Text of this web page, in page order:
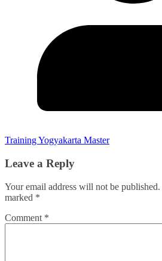
Training Yogyakarta Master
Leave a Reply
Your email address will not be published.
marked *
Comment *